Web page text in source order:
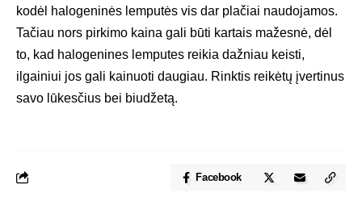
kodėl halogeninės lemputės vis dar plačiai naudojamos.
Tačiau nors pirkimo kaina gali būti kartais mažesnė, dėl
to, kad halogenines lemputes reikia dažniau keisti,
ilgainiui jos gali kainuoti daugiau. Rinktis reikėtų įvertinus
savo lūkesčius bei biudžetą.
Facebook